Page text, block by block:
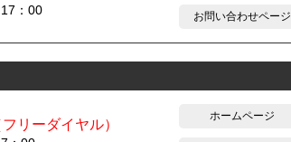
：00 お問い合わせページ
フリーダイヤル）
ホームページ